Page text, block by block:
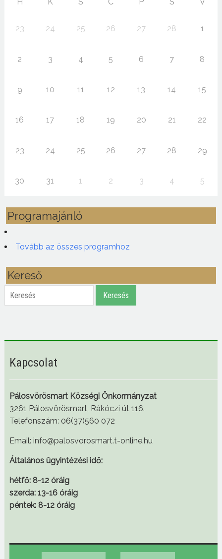
H K S C P S V
23 24 25 26 27 28 1
2 3 4 5 6 7 8
9 10 11 12 13 14 15
16 17 18 19 20 21 22
23 24 25 26 27 28 29
30 31 1 2 3 4 5
Programajánló
Tovább az összes programhoz
Kereső
Keresés Keresés
Kapcsolat
Pálosvörösmart Községi Önkormányzat
3261 Pálosvörösmart, Rákóczi út 116.
Telefonszám: 06(37)560 072
Email: info@palosvorosmart.t-online.hu
Általános ügyintézési idő:
hétfő: 8-12 óráig
szerda: 13-16 óráig
péntek: 8-12 óráig